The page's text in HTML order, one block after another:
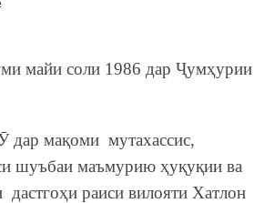
майи соли 1986 дар Ҷумҳурии
дар мақоми мутахассис,
шуъбаи маъмурию ҳуқуқии ва
раиси вилояти Хатлон